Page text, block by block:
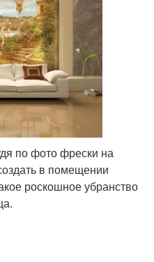
по фото фрески на
в помещении
роскошное убранство